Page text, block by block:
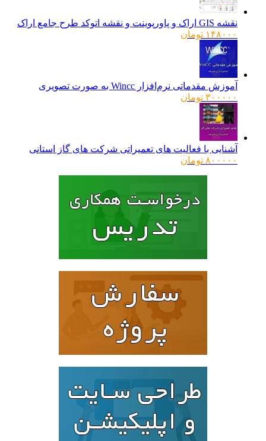
نقشه GIS اراک و پاورپوینت و نقشه اتوکد طرح جامع اراک
۱۴۸۰۰۰ تومان
آموزش مقدماتی نرم‌افزار Wincc به صورت تصویری
۳۰۰۰۰۰ تومان
آشنایی با فعالیت های تعمیراتی شرکت های گاز استانی
۸۰۰۰۰۰ تومان